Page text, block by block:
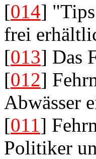
[014]
frei
[013] Das
[012]
Abwässer
[011]
Politiker